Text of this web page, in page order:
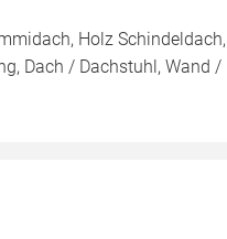
Holz Schindeldach,
Dach / Dachstuhl, Wand /